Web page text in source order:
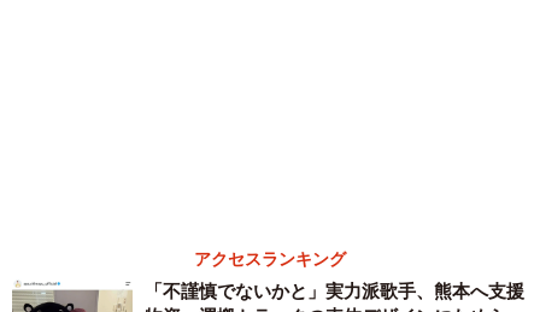
まいどなトピック
「そのままにしといてください」道路で動けな